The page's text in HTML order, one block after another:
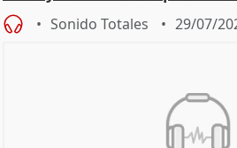
Sonido Totales 29/07/